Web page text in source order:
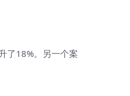
了18%。另一个案